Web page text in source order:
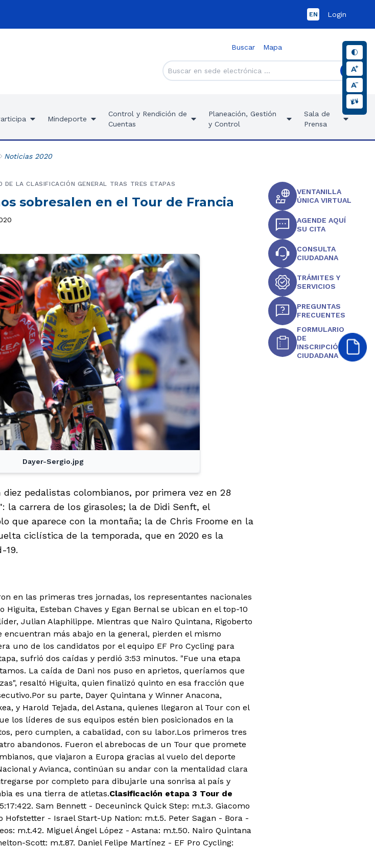
EN Login
Buscar Mapa
Mindeporte
Control y Rendición de
Cuentas
Planeación, Gestión
y Control
Sala de
Prensa
Noticias 2020
sobresalen en el Tour de Francia
LA CLASIFICACIÓN GENERAL TRAS TRES ETAPAS
Dayer-Sergio.jpg
diez pedalistas colombianos, por primera vez en 28
la carrera de los girasoles; la de Didi Senft, el
que aparece con la montaña; la de Chris Froome en la
ciclística de la temporada, que en 2020 es la
19.
en las primeras tres jornadas, los representantes nacionales
Esteban Chaves y Egan Bernal se ubican en el top-10
Julian Alaphilippe. Mientras que Nairo Quintana, Rigoberto
encuentran más abajo en la general, pierden el mismo
uno de los candidatos por el equipo EF Pro Cycling para
sufrió dos caídas y perdió 3:53 minutos. "Fue una etapa
La caída de Dani nos puso en aprietos, queríamos que
resaltó Higuita, quien finalizó quinto en esa fracción que
su parte, Dayer Quintana y Winner Anacona,
y Harold Tejada, del Astana, quienes llegaron al Tour con el
los líderes de sus equipos estén bien posicionados en la
pero cumplen, a cabalidad, con su labor.Los primeros tres
abandonos. Fueron el abrebocas de un Tour que promete
que viajaron a Europa gracias al vuelo del deporte
y Avianca, continúan su andar con la mentalidad clara
por completo para dibujarle una sonrisa al país y
es una tierra de atletas.Clasificación etapa 3 Tour de
Sam Bennett - Deceuninck Quick Step: m.t.3. Giacomo
Hofstetter - Israel Start-Up Nation: m.t.5. Peter Sagan - Bora -
m.t.42. Miguel Ángel López - Astana: m.t.50. Nairo Quintana
Scott: m.t.87. Daniel Felipe Martínez - EF Pro Cycling:
VENTANILLA
ÚNICA VIRTUAL
AGENDE AQUÍ
SU CITA
CONSULTA
CIUDADANA
TRÁMITES Y
SERVICIOS
PREGUNTAS
FRECUENTES
FORMULARIO
DE
INSCRIPCIÓN
CIUDADANA